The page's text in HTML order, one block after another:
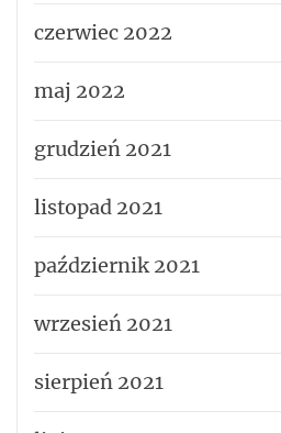
czerwiec 2022
maj 2022
grudzień 2021
listopad 2021
październik 2021
wrzesień 2021
sierpień 2021